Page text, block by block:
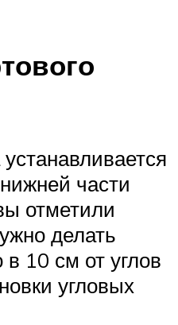
части
отметили
делать
10 см от углов
угловых